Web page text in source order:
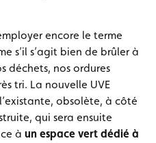
encore le terme
s’il s’agit bien de brûler à
déchets, nos ordures
tri. La nouvelle UVE
obsolète, à côté
qui sera ensuite
à un espace vert dédié à